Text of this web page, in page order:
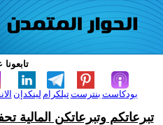
لينكدإن تيلكرامبنترست بودكاست
تبرعاتكم وتبرعاتكن المالية